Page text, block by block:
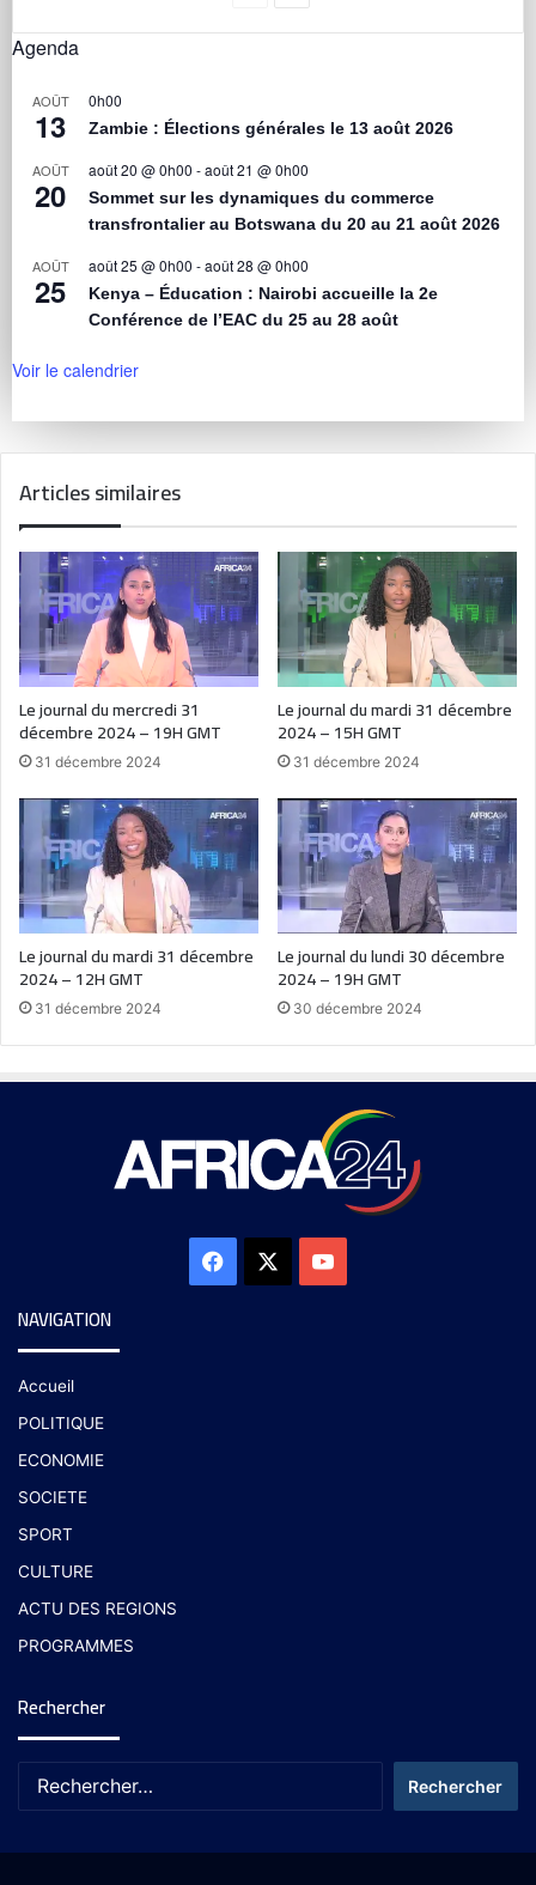
Agenda
AOÛT
13
0h00
Zambie : Élections générales le 13 août 2026
AOÛT
20
août 20 @ 0h00 -août 21 @ 0h00
Sommet sur les dynamiques du commerce
transfrontalier au Botswana du 20 au 21 août 2026
AOÛT
25
août 25 @ 0h00 -août 28 @ 0h00
Kenya – Éducation : Nairobi accueille la 2e
Conférence de l’EAC du 25 au 28 août
Voir le calendrier
Articles similaires
Le journal du mercredi 31
décembre 2024 – 19H GMT
31 décembre 2024
Le journal du mardi 31 décembre
2024 – 15H GMT
31 décembre 2024
Le journal du mardi 31 décembre
2024 – 12H GMT
31 décembre 2024
Le journal du lundi 30 décembre
2024 – 19H GMT
30 décembre 2024
NAVIGATION
Accueil
POLITIQUE
ECONOMIE
SOCIETE
SPORT
CULTURE
ACTU DES REGIONS
PROGRAMMES
Rechercher